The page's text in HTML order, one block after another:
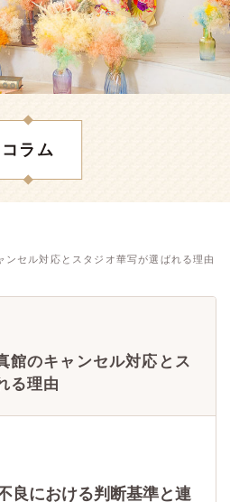
コラム
ンセル対応とスタジオ華写が選ばれる理由
館のキャンセル対応とス
る理由
良における判断基準と連